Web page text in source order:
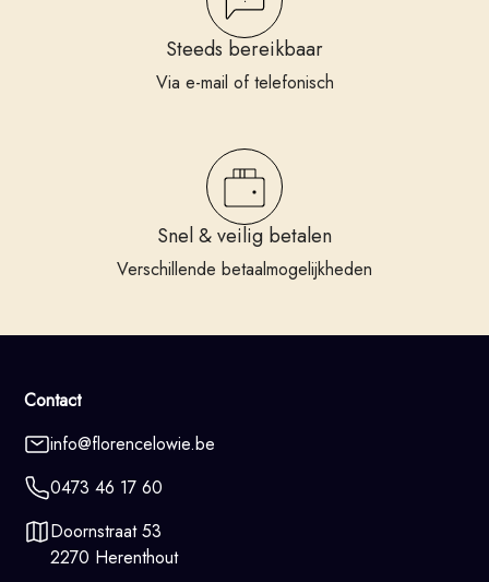
Steeds bereikbaar
Via e-mail of telefonisch
Snel & veilig betalen
Verschillende betaalmogelijkheden
Contact
info@florencelowie.be
0473 46 17 60
Doornstraat 53
2270 Herenthout